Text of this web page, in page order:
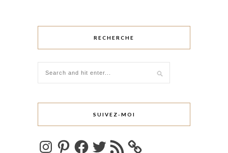
RECHERCHE
SUIVEZ-MOI
InstagramPinterestFacebookTwitterFlux
RSS